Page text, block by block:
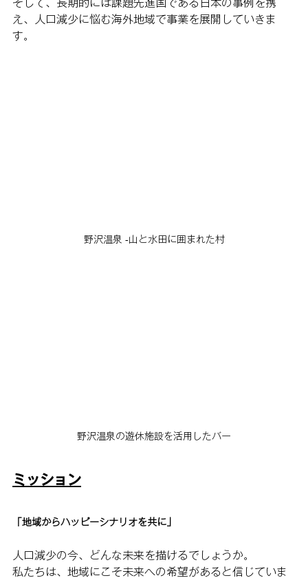
そして、長期的には課題先進国である日本の事例を携
え、人口減少に悩む海外地域で事業を展開していきま
す。
野沢温泉 -山と水田に囲まれた村
野沢温泉の遊休施設を活用したバー
ミッション
「地域からハッピーシナリオを共に」
人口減少の今、どんな未来を描けるでしょうか。
私たちは、地域にこそ未来への希望があると信じていま